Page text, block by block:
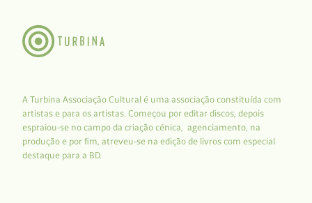
A Turbina Associação Cultural é uma associação constituída com
artistas e para os artistas. Começou por editar discos, depois
espraiou-se no campo da criação cénica, agenciamento, na
produção e por fim, atreveu-se na edição de livros com especial
destaque para a BD.